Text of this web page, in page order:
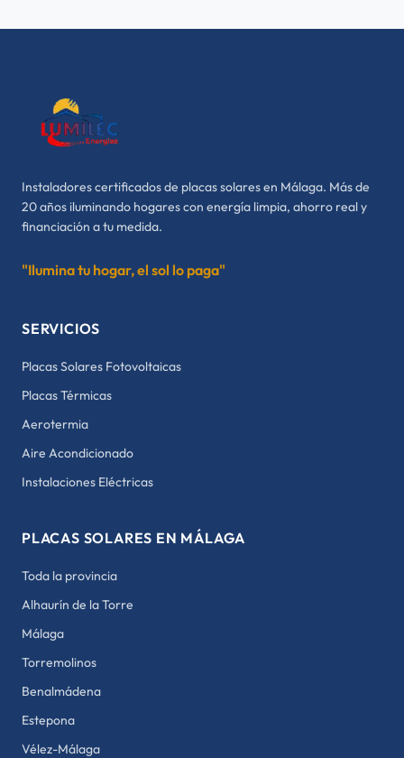
Instaladores certificados de placas solares en Málaga. Más de
20 años iluminando hogares con energía limpia, ahorro real y
financiación a tu medida.
"Ilumina tu hogar, el sol lo paga"
SERVICIOS
Placas Solares Fotovoltaicas
Placas Térmicas
Aerotermia
Aire Acondicionado
Instalaciones Eléctricas
PLACAS SOLARES EN MÁLAGA
Toda la provincia
Alhaurín de la Torre
Málaga
Torremolinos
Benalmádena
Estepona
Vélez-Málaga